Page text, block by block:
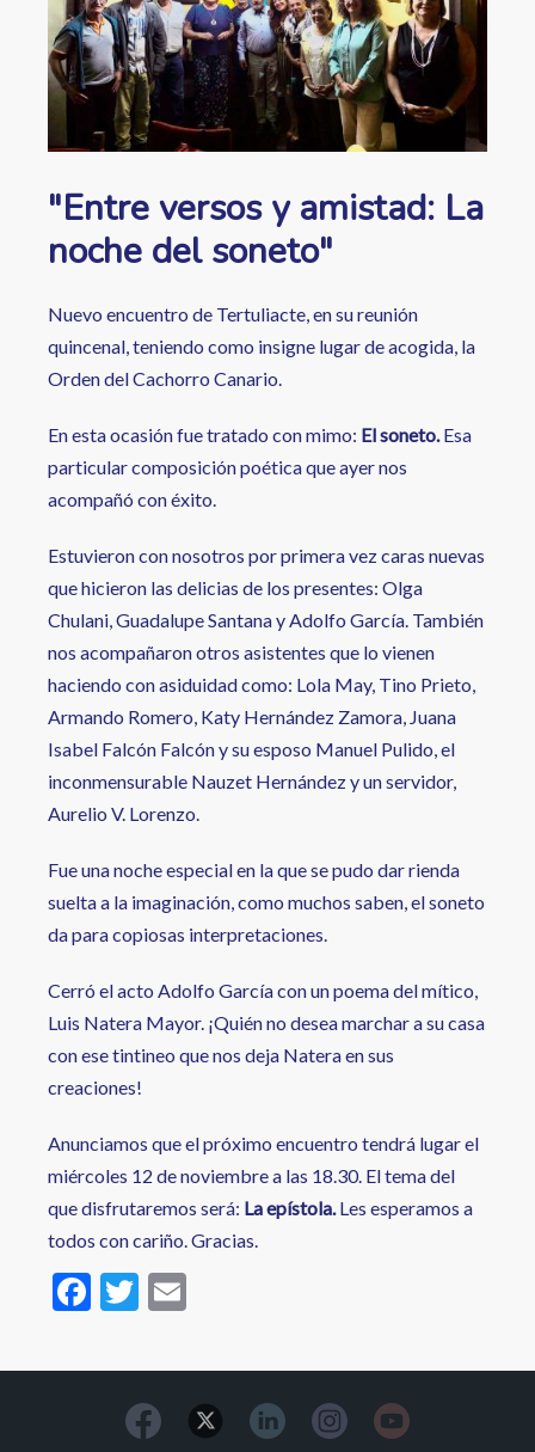
"Entre versos y amistad: La
noche del soneto"
Nuevo encuentro de Tertuliacte, en su reunión
quincenal, teniendo como insigne lugar de acogida, la
Orden del Cachorro Canario.
En esta ocasión fue tratado con mimo: El soneto.Esa
particular composición poética que ayer nos
acompañó con éxito.
Estuvieron con nosotros por primera vez caras nuevas
que hicieron las delicias de los presentes: Olga
Chulani, Guadalupe Santana y Adolfo García. También
nos acompañaron otros asistentes que lo vienen
haciendo con asiduidad como: Lola May, Tino Prieto,
Armando Romero, Katy Hernández Zamora, Juana
Isabel Falcón Falcón y su esposo Manuel Pulido, el
inconmensurable Nauzet Hernández y un servidor,
Aurelio V. Lorenzo.
Fue una noche especial en la que se pudo dar rienda
suelta a la imaginación, como muchos saben, el soneto
da para copiosas interpretaciones.
Cerró el acto Adolfo García con un poema del mítico,
Luis Natera Mayor. ¡Quién no desea marchar a su casa
con ese tintineo que nos deja Natera en sus
creaciones!
Anunciamos que el próximo encuentro tendrá lugar el
miércoles 12 de noviembre a las 18.30. El tema del
que disfrutaremos será: La epístola.Les esperamos a
todos con cariño. Gracias.
F
ac
e
T
w
itt
er
ai
l